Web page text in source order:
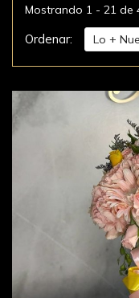
Mostrando 1 - 21 de
Ordenar: